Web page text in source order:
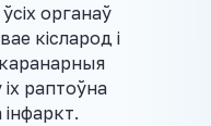
органаў
кісларод і
раптоўна